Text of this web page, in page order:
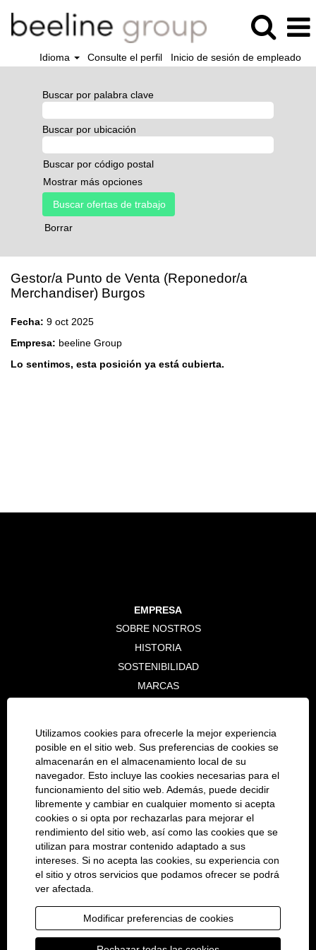
Utilizamos cookies para ofrecerle la mejor experiencia
posible en el sitio web. Sus preferencias de cookies se
almacenarán en el almacenamiento local de su
navegador. Esto incluye las cookies necesarias para el
funcionamiento del sitio web. Además, puede decidir
libremente y cambiar en cualquier momento si acepta
cookies o si opta por rechazarlas para mejorar el
rendimiento del sitio web, así como las cookies que se
utilizan para mostrar contenido adaptado a sus
intereses. Si no acepta las cookies, su experiencia con
el sitio y otros servicios que podamos ofrecer se podrá
ver afectada.
Modificar preferencias de cookies
Idioma Consulte el perfil Inicio de sesión de empleado
Buscar por palabra clave
Buscar por ubicación
Buscar por código postal
Mostrar más opciones
Borrar
Gestor/a Punto de Venta (Reponedor/a
Merchandiser) Burgos
Fecha: 9 oct 2025
Empresa: beeline Group
Lo sentimos, esta posición ya está cubierta.
EMPRESA
SOBRE NOSTROS
HISTORIA
SOSTENIBILIDAD
MARCAS
E-COMMERCE
CONCESSIONS
CARRERA
OPORTUNIDADES DE TRABAJO
PROCESO DE SOLICITUD
TRABAJAR PARA BEELINE
LEGAL
PIE DE IMPRENTA
COOKIE CONSENT MANAGER